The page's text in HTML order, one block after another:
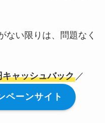
ない限りは、問題なく
ャッシュバック／
ペーンサイト